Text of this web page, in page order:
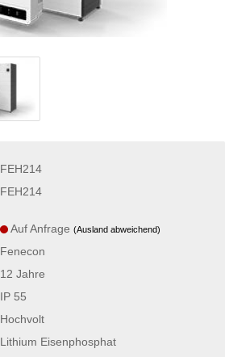
FEH214
FEH214
Auf Anfrage (Ausland abweichend)
Fenecon
12 Jahre
IP 55
Hochvolt
Lithium Eisenphosphat